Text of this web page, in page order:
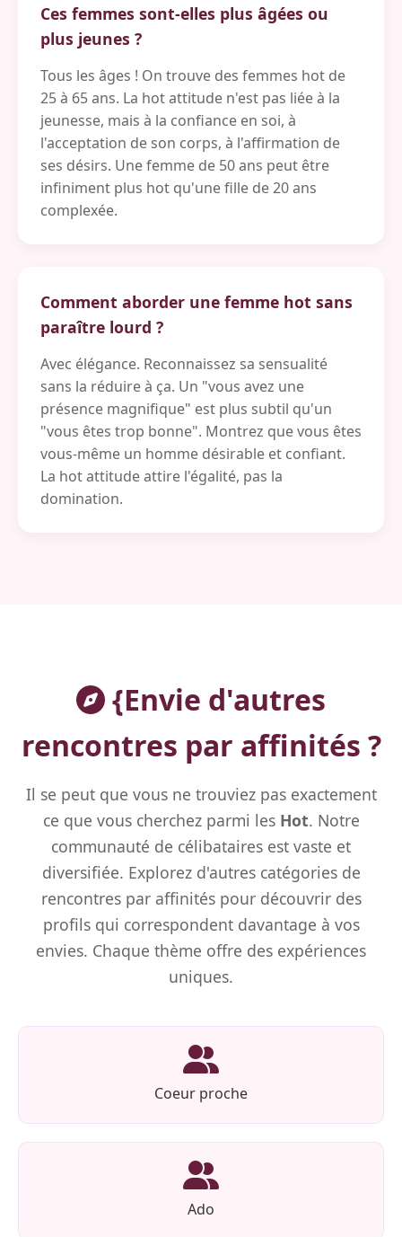
Ces femmes sont-elles plus âgées ou
plus jeunes ?
Tous les âges ! On trouve des femmes hot de
25 à 65 ans. La hot attitude n'est pas liée à la
jeunesse, mais à la confiance en soi, à
l'acceptation de son corps, à l'affirmation de
ses désirs. Une femme de 50 ans peut être
infiniment plus hot qu'une fille de 20 ans
complexée.
Comment aborder une femme hot sans
paraître lourd ?
Avec élégance. Reconnaissez sa sensualité
sans la réduire à ça. Un "vous avez une
présence magnifique" est plus subtil qu'un
"vous êtes trop bonne". Montrez que vous êtes
vous-même un homme désirable et confiant.
La hot attitude attire l'égalité, pas la
domination.
{Envie d'autres
rencontres par affinités ?
Il se peut que vous ne trouviez pas exactement
ce que vous cherchez parmi les Hot. Notre
communauté de célibataires est vaste et
diversifiée. Explorez d'autres catégories de
rencontres par affinités pour découvrir des
profils qui correspondent davantage à vos
envies. Chaque thème offre des expériences
uniques.
Coeur proche
Ado